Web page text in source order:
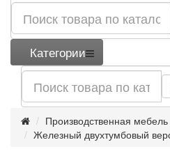
Категории
Производственная мебель
Железный двухтумбовый